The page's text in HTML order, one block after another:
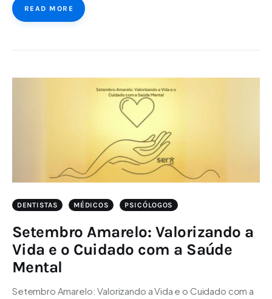
READ MORE
DENTISTAS MÉDICOS PSICÓLOGOS
Setembro Amarelo: Valorizando a
Vida e o Cuidado com a Saúde
Mental
Setembro Amarelo: Valorizando a Vida e o Cuidado com a